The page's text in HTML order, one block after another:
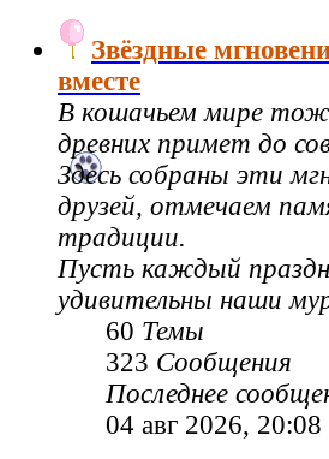
Звёздные
вместе
В кошачьем мире
древних примет до
Здесь собраны эти
друзей, отмечаем
традиции.
Пусть каждый
удивительны наши
60 Темы
323 Сообщения
Последнее
04 авг 2026, 20:08